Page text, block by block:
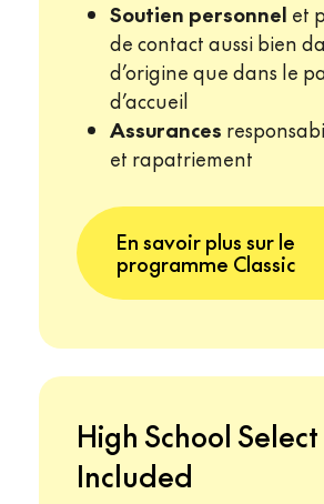
Soutien personnel et
de contact aussi bien
d’origine que dans le
d’accueil
Assurances
et rapatriement
En savoir plus sur le
programme Classic
High School
Included